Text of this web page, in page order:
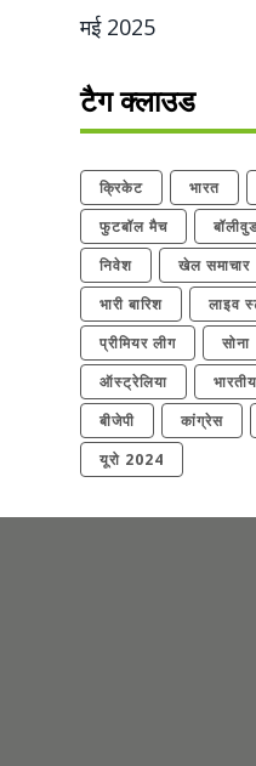
मई 2025
टैग क्लाउड
क्रिकेट भारत
फुटबॉल मैच
निवेश
खेल समाचार
भारी बारिश
लाइव
प्रीमियर लीग
सोना
ऑस्ट्रेलिया
बीजेपी
कांग्रेस
यूरो 2024